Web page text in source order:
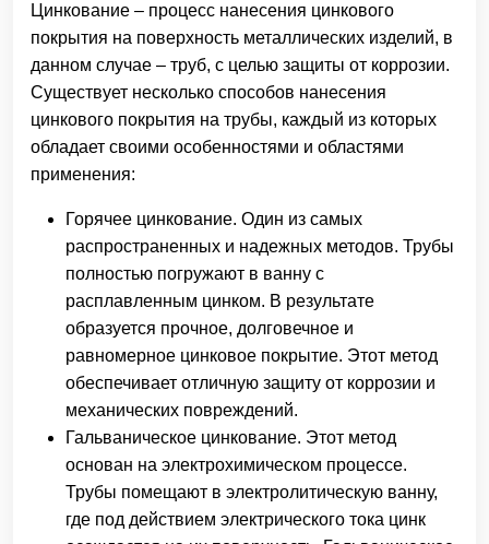
Цинкование – процесс нанесения цинкового
покрытия на поверхность металлических изделий, в
данном случае – труб, с целью защиты от коррозии.
Существует несколько способов нанесения
цинкового покрытия на трубы, каждый из которых
обладает своими особенностями и областями
применения:
Горячее цинкование. Один из самых
распространенных и надежных методов. Трубы
полностью погружают в ванну с
расплавленным цинком. В результате
образуется прочное, долговечное и
равномерное цинковое покрытие. Этот метод
обеспечивает отличную защиту от коррозии и
механических повреждений.
Гальваническое цинкование. Этот метод
основан на электрохимическом процессе.
Трубы помещают в электролитическую ванну,
где под действием электрического тока цинк